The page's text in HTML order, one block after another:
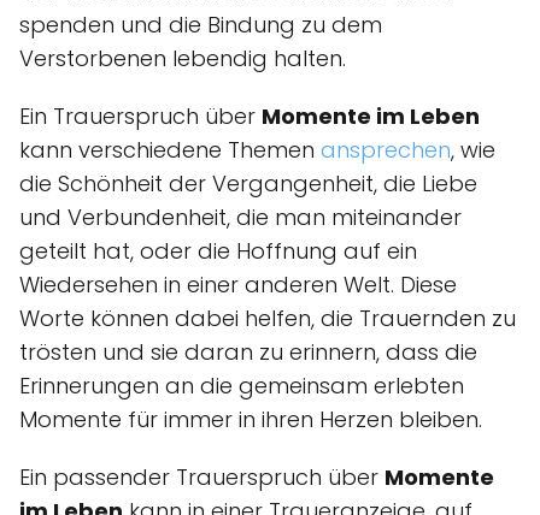
spenden und die Bindung zu dem
Verstorbenen lebendig halten.
Ein Trauerspruch über Momente im Leben
kann verschiedene Themen ansprechen, wie
die Schönheit der Vergangenheit, die Liebe
und Verbundenheit, die man miteinander
geteilt hat, oder die Hoffnung auf ein
Wiedersehen in einer anderen Welt. Diese
Worte können dabei helfen, die Trauernden zu
trösten und sie daran zu erinnern, dass die
Erinnerungen an die gemeinsam erlebten
Momente für immer in ihren Herzen bleiben.
Ein passender Trauerspruch über Momente